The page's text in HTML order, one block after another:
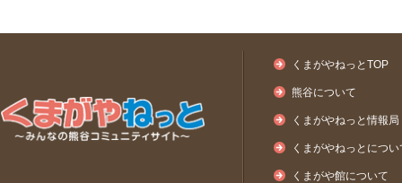
くまがやねっとTOP
熊谷について
くまがやねっと情報局
くまがやねっとについ
くまがや館について